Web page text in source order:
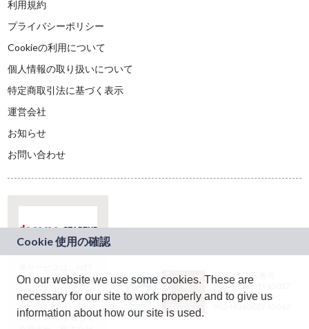
利用規約
プライバシーポリシー
Cookieの利用について
個人情報の取り扱いについて
特定商取引法に基づく表示
運営会社
お知らせ
お問い合わせ
ドコモグループの新
規事業創出プログラ
ム「docomo
STARTUP」を通じて
JASRAC許諾番号：
9024936001Y45037
JASRAC許諾番号：
On our website we use some cookies. These are
necessary for our site to work properly and to give us
information about how our site is used.